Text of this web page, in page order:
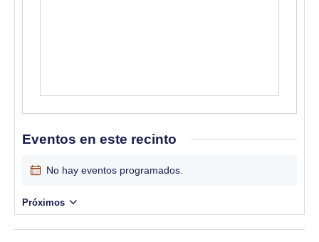
Eventos en este recinto
A
i
s
o
No hay eventos programados.
Próximos
S
e